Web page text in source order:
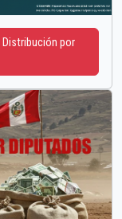
Distribución por